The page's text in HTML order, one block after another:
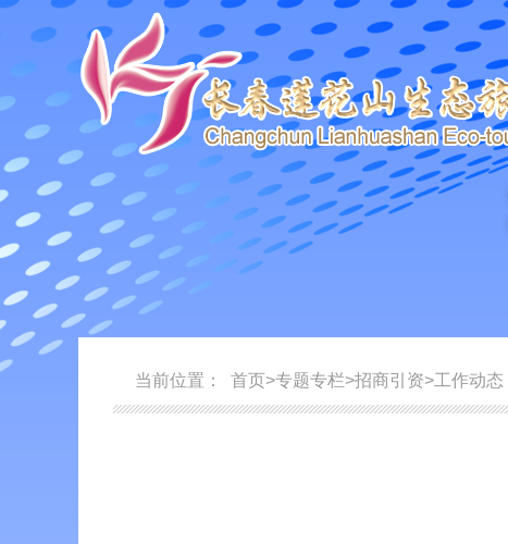
当前位置： 首页>专题专栏>招商引资>工作动态